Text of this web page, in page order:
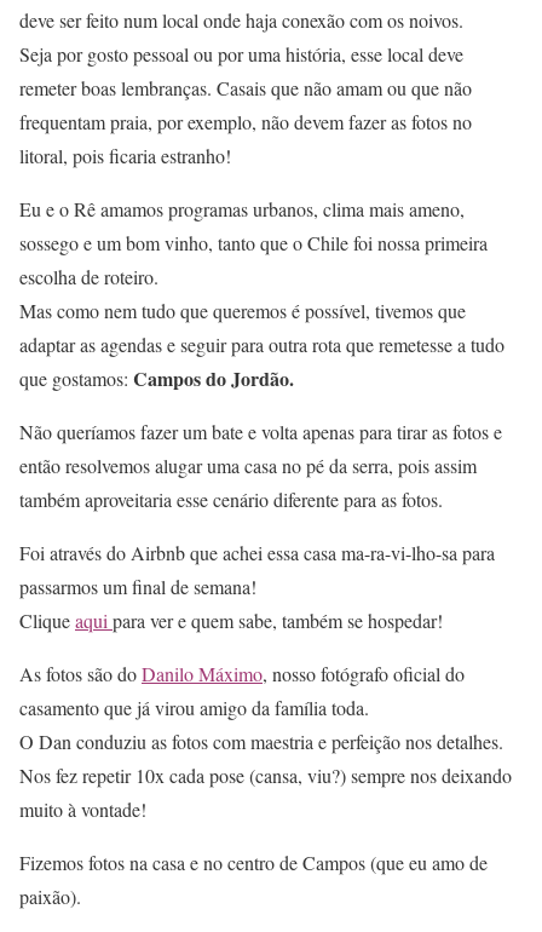
deve ser feito num local onde haja conexão com os noivos.
Seja por gosto pessoal ou por uma história, esse local deve
remeter boas lembranças. Casais que não amam ou que não
frequentam praia, por exemplo, não devem fazer as fotos no
litoral, pois ficaria estranho!
Eu e o Rê amamos programas urbanos, clima mais ameno,
sossego e um bom vinho, tanto que o Chile foi nossa primeira
escolha de roteiro.
Mas como nem tudo que queremos é possível, tivemos que
adaptar as agendas e seguir para outra rota que remetesse a tudo
que gostamos: Campos do Jordão.
Não queríamos fazer um bate e volta apenas para tirar as fotos e
então resolvemos alugar uma casa no pé da serra, pois assim
também aproveitaria esse cenário diferente para as fotos.
Foi através do Airbnb que achei essa casa ma-ra-vi-lho-sa para
passarmos um final de semana!
Cliqueaqui para ver e quem sabe, também se hospedar!
As fotos são doDanilo Máximo, nosso fotógrafo oficial do
casamento que já virou amigo da família toda.
O Dan conduziu as fotos com maestria e perfeição nos detalhes.
Nos fez repetir 10x cada pose (cansa, viu?) sempre nos deixando
muito à vontade!
Fizemos fotos na casa e no centro de Campos (que eu amo de
paixão).